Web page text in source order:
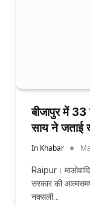
बीजापुर में 33
साय ने जताई
In Khabar
Raipur।
सरकार की
नक्सली…